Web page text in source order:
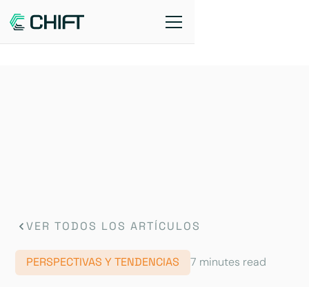
VER TODOS LOS ARTÍCULOS
PERSPECTIVAS Y TENDENCIAS 7 minutes read